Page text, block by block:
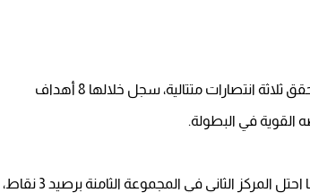
وظهر منتخب الأرجنتين بصورة مميزة خلال دور المجموعات، بعدما حقق ثلاثة انتصارات متتالية، سجل خلالها 8 أهداف
القوية في البطولة.
في المقابل، نجح منتخب الرأس الأخضر في التأهل إلى دور الـ32 بعدما احتل المركز الثاني في المجموعة الثامنة برصيد 3 نقاط،